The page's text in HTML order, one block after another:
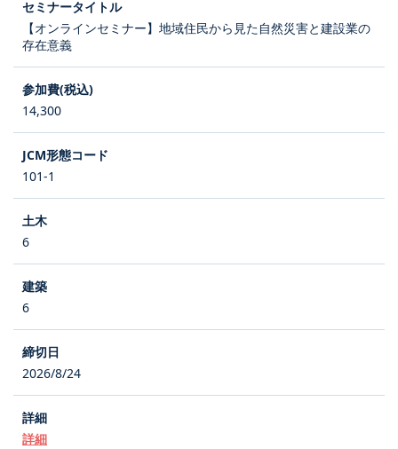
【オンラインセミナー】地域住民から見た自然災害と建設業の
存在意義
14,300
101-1
6
6
2026/8/24
詳細